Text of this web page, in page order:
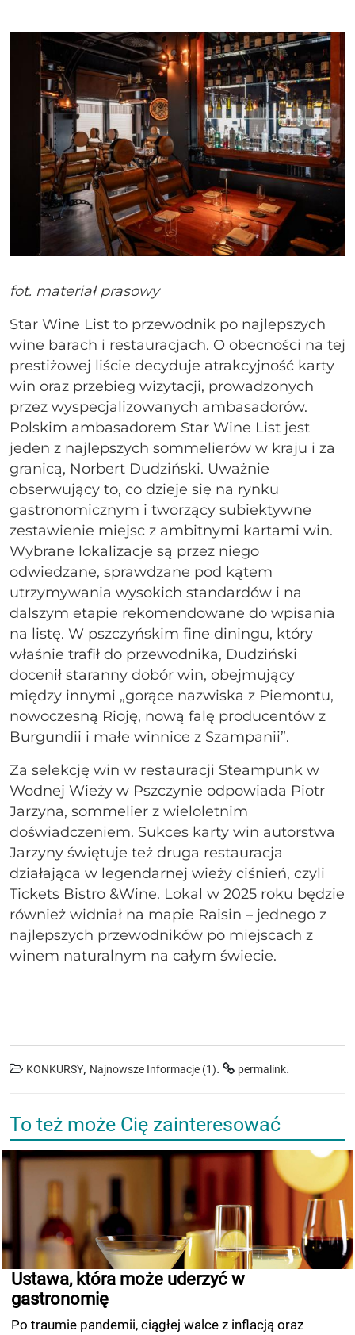
fot. materiał prasowy
Star Wine List to przewodnik po najlepszych
wine barach i restauracjach. O obecności na tej
prestiżowej liście decyduje atrakcyjność karty
win oraz przebieg wizytacji, prowadzonych
przez wyspecjalizowanych ambasadorów.
Polskim ambasadorem Star Wine List jest
jeden z najlepszych sommelierów w kraju i za
granicą, Norbert Dudziński. Uważnie
obserwujący to, co dzieje się na rynku
gastronomicznym i tworzący subiektywne
zestawienie miejsc z ambitnymi kartami win.
Wybrane lokalizacje są przez niego
odwiedzane, sprawdzane pod kątem
utrzymywania wysokich standardów i na
dalszym etapie rekomendowane do wpisania
na listę. W pszczyńskim fine diningu, który
właśnie trafił do przewodnika, Dudziński
docenił staranny dobór win, obejmujący
między innymi „gorące nazwiska z Piemontu,
nowoczesną Rioję, nową falę producentów z
Burgundii i małe winnice z Szampanii”.
Za selekcję win w restauracji Steampunk w
Wodnej Wieży w Pszczynie odpowiada Piotr
Jarzyna, sommelier z wieloletnim
doświadczeniem. Sukces karty win autorstwa
Jarzyny świętuje też druga restauracja
działająca w legendarnej wieży ciśnień, czyli
Tickets Bistro &Wine. Lokal w 2025 roku będzie
również widniał na mapie Raisin – jednego z
najlepszych przewodników po miejscach z
winem naturalnym na całym świecie.
KONKURSY, Najnowsze Informacje (1). permalink.
To też może Cię zainteresować
Ustawa, która może uderzyć w
gastronomię
Po traumie pandemii, ciągłej walce z inflacją oraz